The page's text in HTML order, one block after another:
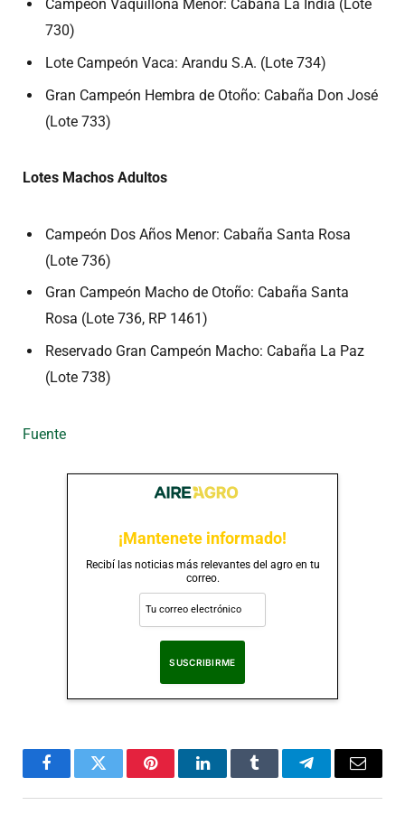
Campeón Vaquillona Menor: Cabaña La India (Lote
730)
Lote Campeón Vaca: Arandu S.A. (Lote 734)
Gran Campeón Hembra de Otoño: Cabaña Don José
(Lote 733)
Lotes Machos Adultos
Campeón Dos Años Menor: Cabaña Santa Rosa
(Lote 736)
Gran Campeón Macho de Otoño: Cabaña Santa
Rosa (Lote 736, RP 1461)
Reservado Gran Campeón Macho: Cabaña La Paz
(Lote 738)
Fuente
¡Mantenete informado!
Recibí las noticias más relevantes del agro en tu
correo.
FacebookTwitter PinterestLinkedInTumblr TelegramCorreo